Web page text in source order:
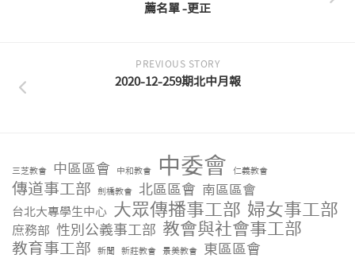
薦名單 -更正
PREVIOUS STORY
2020-12-259期北中月報
三芝教會 中區區會 中和教會 中委會 仁義教會
傳道事工部 劍橋教會 北區區會 南區區會
台北大專學生中心 大眾傳播事工部 婦女事工部
庶務部 性別公義事工部 教會與社會事工部
教育事工部 新聞 新莊教會 景美教會 東區區會